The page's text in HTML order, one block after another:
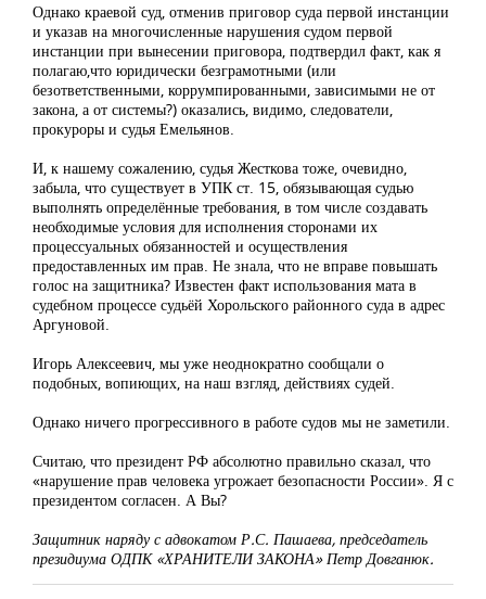
Однако краевой суд, отменив приговор суда первой инстанции
и указав на многочисленные нарушения судом первой
инстанции при вынесении приговора, подтвердил факт, как я
полагаю,что юридически безграмотными (или
безответственными, коррумпированными, зависимыми не от
закона, а от системы?) оказались, видимо, следователи,
прокуроры и судья Емельянов.
И, к нашему сожалению, судья Жесткова тоже, очевидно,
забыла, что существует в УПК ст. 15, обязывающая судью
выполнять определённые требования, в том числе создавать
необходимые условия для исполнения сторонами их
процессуальных обязанностей и осуществления
предоставленных им прав. Не знала, что не вправе повышать
голос на защитника? Известен факт использования мата в
судебном процессе судьёй Хорольского районного суда в адрес
Аргуновой.
Игорь Алексеевич, мы уже неоднократно сообщали о
подобных, вопиющих, на наш взгляд, действиях судей.
Однако ничего прогрессивного в работе судов мы не заметили.
Считаю, что президент РФ абсолютно правильно сказал, что
«нарушение прав человека угрожает безопасности России». Я с
президентом согласен. А Вы?
Защитник наряду с адвокатом Р.С. Пашаева, председатель
президиума ОДПК «ХРАНИТЕЛИ ЗАКОНА» Петр Довганюк.